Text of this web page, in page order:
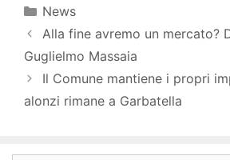
Categorie
News
Alla fine avremo un mercato?
Guglielmo Massaia
Il Comune mantiene i propri
alonzi rimane a Garbatella